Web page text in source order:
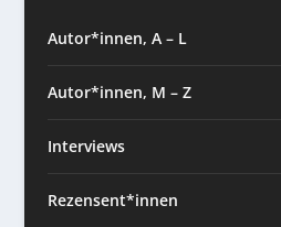
Autor*innen, A – L
Autor*innen, M – Z
Interviews
Rezensent*innen